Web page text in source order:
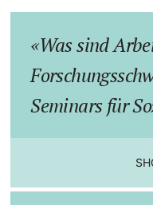
Was sind
Seminars für